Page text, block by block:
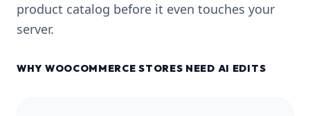
product catalog before it even touches your
server.
WHY WOOCOMMERCE STORES NEED AI EDITS